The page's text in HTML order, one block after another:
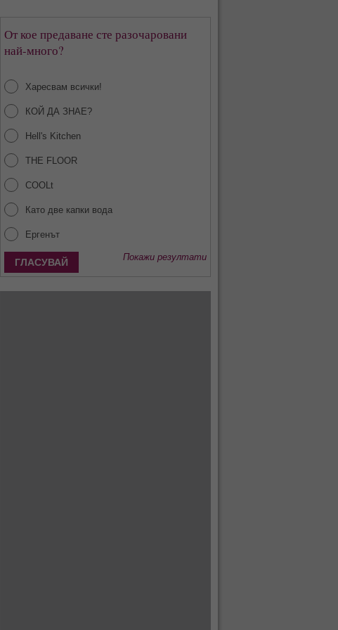
От кое предаване сте разочаровани
най-много?
Харесвам всички!
КОЙ ДА ЗНАЕ?
Hell's Kitchen
THE FLOOR
COOLt
Като две капки вода
Ергенът
Покажи резултати